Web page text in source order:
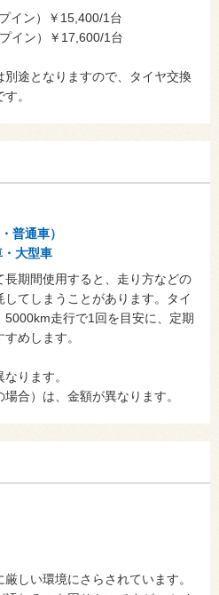
イン）￥15,400/1台
イン）￥17,600/1台
途となりますので、タイヤ交換
。
普通車）
大型車
長期間使用すると、走り方などの
てしまうことがあります。タイ
走行で1回を目安に、定期
めします。
ります。
合）は、金額が異なります。
しい環境にさらされています。